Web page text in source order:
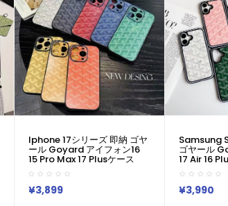
Iphone 17シリーズ 即納 ゴヤ
ール Goyard アイフォン16
15 Pro Max 17 Plusケース
Iphone15 Plus 16 Pro Max 15
14 13 12 17 Pro Max Xs Max
ケース ブランド レディース男
性女性 人気かわいいビジネス
¥3,899
Samsung
ゴヤール
17 Air 16
13ケースサ
ーs25 S24
S23 Ultra
ケース ゴ
¥3,990